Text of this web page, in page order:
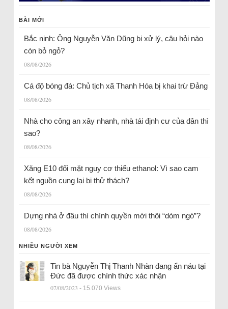
BÀI MỚI
Bắc ninh: Ông Nguyễn Văn Dũng bị xử lý, câu hỏi nào
còn bỏ ngỏ?
08/08/2026
Cá độ bóng đá: Chủ tịch xã Thanh Hóa bị khai trừ Đảng
08/08/2026
Nhà cho công an xây nhanh, nhà tái định cư của dân thì
sao?
08/08/2026
Xăng E10 đối mặt nguy cơ thiếu ethanol: Vì sao cam
kết nguồn cung lại bị thử thách?
08/08/2026
Dựng nhà ở đâu thì chính quyền mới thôi “dòm ngó”?
08/08/2026
NHIỀU NGƯỜI XEM
Tin bà Nguyễn Thị Thanh Nhàn đang ẩn náu tại
Đức đã được chính thức xác nhận
07/08/2023 - 15.070 Views